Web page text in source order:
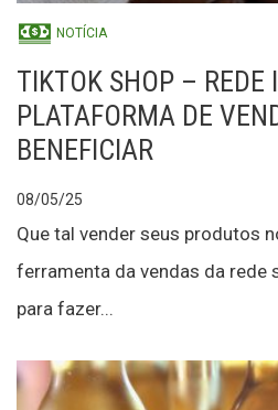
NOTÍCIA
TIKTOK SHOP – REDE
PLATAFORMA DE
BENEFICIAR
08/05/25
Que tal vender seus produtos
ferramenta da vendas da rede
para fazer...